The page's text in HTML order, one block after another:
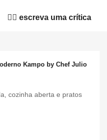
✍🏻 escreva uma crítica
Kampo by Chef Julio
cozinha aberta e pratos